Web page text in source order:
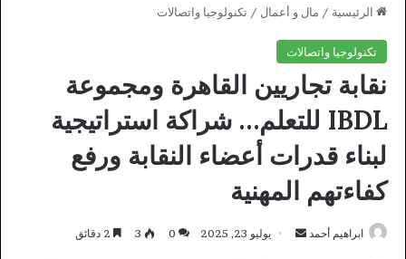
الرئيسية / مال و أعمال / تكنولوجيا واتصالات
تكنولوجيا واتصالات
نقابة تجاريين القاهرة ومجموعة
IBDL للتعلم… شراكة استراتيجية
لبناء قدرات أعضاء النقابة ورفع
كفاءتهم المهنية
ابراهيم أحمد
أرسل يوليو 23, 2025 0
3